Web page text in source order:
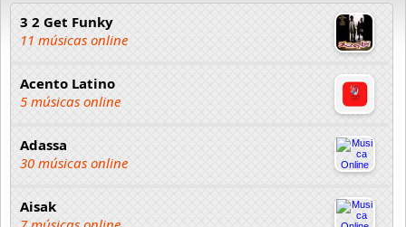
3 2 Get Funky
11 músicas online
Acento Latino
5 músicas online
Adassa
30 músicas online
Aisak